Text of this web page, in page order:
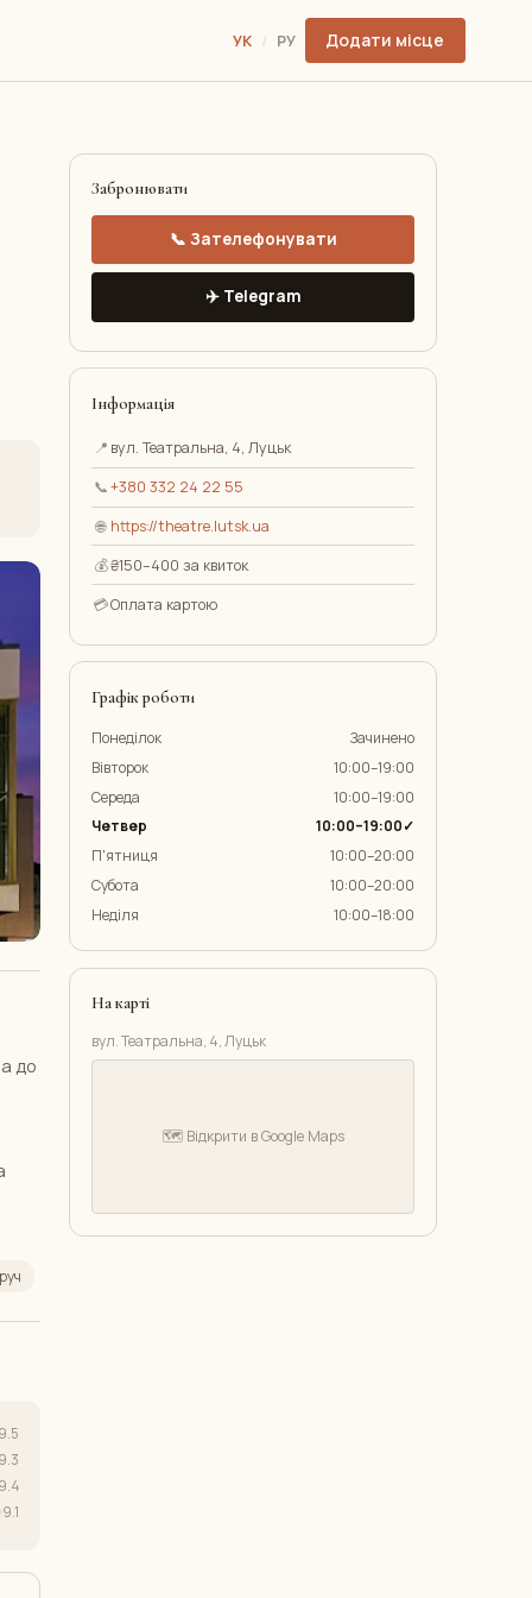
УК / РУ Додати місце
до
9.5
9.3
9.4
9.1
Забронювати
📞 Зателефонувати
✈️ Telegram
Інформація
📍 вул. Театральна, 4, Луцьк
📞+380 332 24 22 55
🌐 https://theatre.lutsk.ua
💰₴150–400 за квиток
💳Оплата картою
Графік роботи
Понеділок
Зачинено
Вівторок
10:00–19:00
Середа
10:00–19:00
Четвер
10:00–19:00✓
П'ятниця
10:00–20:00
Субота
10:00–20:00
Неділя
10:00–18:00
На карті
вул. Театральна, 4, Луцьк
🗺️ Відкрити в Google Maps